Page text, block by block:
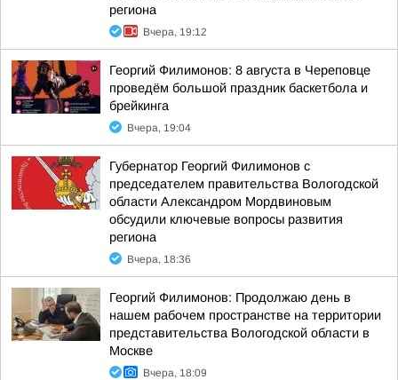
региона
Вчера, 19:12
Георгий Филимонов: 8 августа в Череповце
проведём большой праздник баскетбола и
брейкинга
Вчера, 19:04
Губернатор Георгий Филимонов с
председателем правительства Вологодской
области Александром Мордвиновым
обсудили ключевые вопросы развития
региона
Вчера, 18:36
Георгий Филимонов: Продолжаю день в
нашем рабочем пространстве на территории
представительства Вологодской области в
Москве
Вчера, 18:09